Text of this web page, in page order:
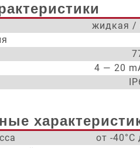
жидкая /
4 — 20
от -40°С